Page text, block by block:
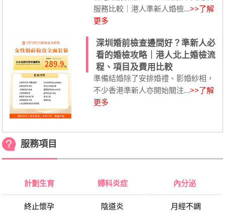
服務比較｜港人準新人婚檢...>>了解
更多
深圳婚前檢查邊間好？準新人必
看的婚檢攻略｜港人北上婚檢流
程、項目及費用比較
準備結婚除了安排婚禮、影婚紗相，
不少香港準新人亦開始關注...>>了解
更多
服務項目
計劃生育
終止懷孕
婦科炎症
陰道炎
內分泌
月經不調